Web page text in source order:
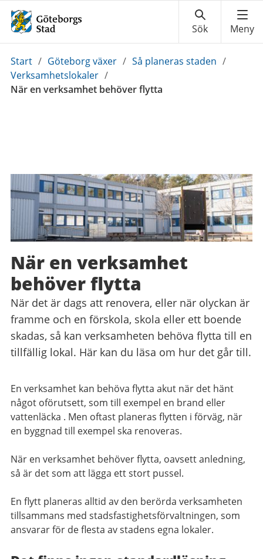
Du
är
här:
Start / Göteborg växer / Så planeras staden /
Verksamhetslokaler /
När en verksamhet behöver flytta
När en verksamhet
behöver flytta
När det är dags att renovera, eller när olyckan är
framme och en förskola, skola eller ett boende
skadas, så kan verksamheten behöva flytta till en
tillfällig lokal. Här kan du läsa om hur det går till.
En verksamhet kan behöva flytta akut när det hänt
något oförutsett, som till exempel en brand eller
vattenläcka . Men oftast planeras flytten i förväg, när
en byggnad till exempel ska renoveras.
När en verksamhet behöver flytta, oavsett anledning,
så är det som att lägga ett stort pussel.
En flytt planeras alltid av den berörda verksamheten
tillsammans med stadsfastighetsförvaltningen, som
ansvarar för de flesta av stadens egna lokaler.